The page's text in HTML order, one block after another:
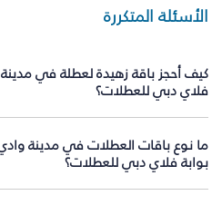
الأسئلة المتكررة
كيف أحجز باقة زهيدة لعطلة في
فلاي دبي للعطلات؟
ما نوع باقات العطلات في مدينة
بوابة فلاي دبي للعطلات؟